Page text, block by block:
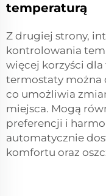
temperaturą
Z drugiej strony,
kontrolowania
więcej korzyści
termostaty można
co umożliwia
miejsca. Mogą
preferencji i
automatycznie
komfortu oraz